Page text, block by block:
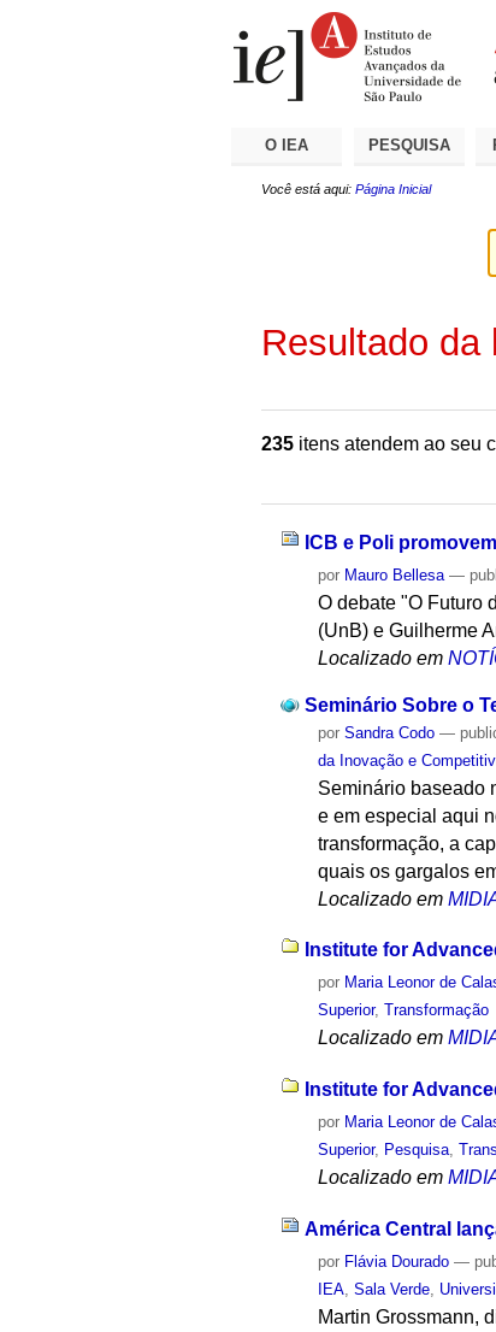
O IEA PESQUISA
Você está aqui: Página Inicial
Resultado da
235 itens atendem ao seu
ICB e Poli
por Mauro Bellesa —
O debate "O Futuro
(UnB) e Guilherme
Localizado em
Seminário Sobre o
porSandra Codo —
da Inovação e
Seminário baseado
e em especial aqui
transformação, a
quais os gargalos
Localizado em
Institute for
por Maria Leonor de
Superior,Transformação
Localizado em
Institute for
por Maria Leonor de
Superior, Pesquisa,
Localizado em
América Central
por Flávia Dourado —
IEA ,Sala Verde
Martin Grossmann,